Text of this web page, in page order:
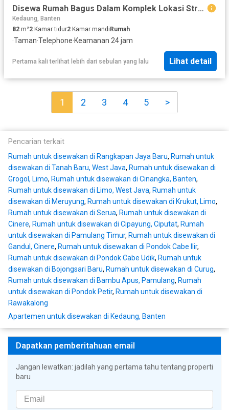
Disewa Rumah Bagus Dalam Komplek Lokasi Strategis di Pondok Cabe
Kedaung, Banten
82 m²2 Kamar tidur2 Kamar mandiRumah
·Taman·Telephone·Keamanan 24 jam
Pertama kali terlihat lebih dari sebulan yang lalu Lihat detail
1 2 3 4 5 >
Pencarian terkait
Rumah untuk disewakan di Rangkapan Jaya Baru, Rumah untuk
disewakan di Tanah Baru, West Java, Rumah untuk disewakan di
Grogol, Limo, Rumah untuk disewakan di Cinangka, Banten,
Rumah untuk disewakan di Limo, West Java, Rumah untuk
disewakan di Meruyung, Rumah untuk disewakan di Krukut, Limo,
Rumah untuk disewakan di Serua, Rumah untuk disewakan di
Cinere, Rumah untuk disewakan di Cipayung, Ciputat, Rumah
untuk disewakan di Pamulang Timur, Rumah untuk disewakan di
Gandul, Cinere, Rumah untuk disewakan di Pondok Cabe Ilir,
Rumah untuk disewakan di Pondok Cabe Udik, Rumah untuk
disewakan di Bojongsari Baru, Rumah untuk disewakan di Curug,
Rumah untuk disewakan di Bambu Apus, Pamulang, Rumah
untuk disewakan di Pondok Petir, Rumah untuk disewakan di
Rawakalong
Apartemen untuk disewakan di Kedaung, Banten
Dapatkan pemberitahuan email
Jangan lewatkan: jadilah yang pertama tahu tentang properti
baru